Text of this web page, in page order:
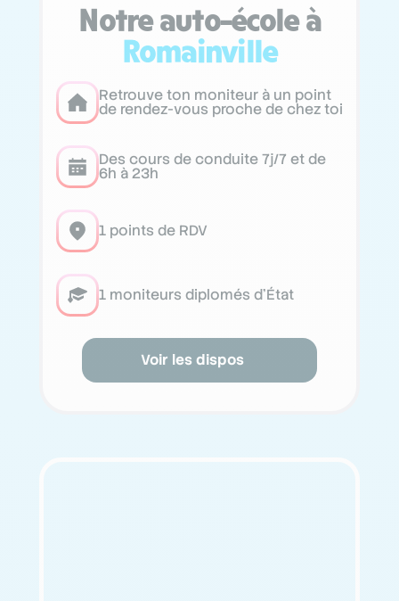
Notre auto-école à
Romainville
Retrouve ton moniteur à un point
de rendez-vous proche de chez toi
Des cours de conduite 7j/7 et de
6h à 23h
1 points de RDV
1 moniteurs diplomés d’État
Voir les dispos